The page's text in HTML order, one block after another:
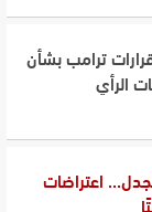
ترامب بشأن
الرأي
اعتراضات